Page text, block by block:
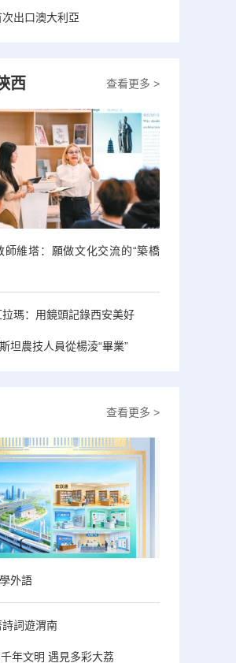
出口澳大利亞
查看更多 >
西
師維塔：願做文化交流的“築橋
瑪：用鏡頭記錄西安美好
坦農技人員從楊淩“畢業”
查看更多 >
外語
詞遊渭南
年文明 遇見多彩大荔